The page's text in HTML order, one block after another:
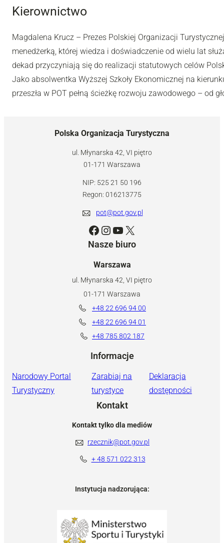
Kierownictwo
Magdalena Krucz – Prezes Polskiej Organizacji
menedżerką, której wiedza i doświadczenie od wielu lat
dekad przyczyniają się do realizacji statutowych celów
Jako absolwentka Wyższej Szkoły Ekonomicznej na
przeszła w POT pełną ścieżkę rozwoju zawodowego – od
Polska Organizacja Turystyczna
ul. Młynarska 42, VI piętro
01-171 Warszawa
NIP: 525 21 50 196
Regon: 016213775
pot@pot.gov.pl
Facebook Instagram YouTube X
Nasze biuro
Warszawa
ul. Młynarska 42, VI piętro
01-171 Warszawa
+48 22 696 94 00
+48 22 696 94 01
+48 785 802 187
Informacje
Narodowy Portal
Turystyczny
Zarabiaj na
turystyce
Deklaracja
dostępności
Kontakt
Kontakt tylko dla mediów
rzecznik@pot.gov.pl
+ 48 571 022 313
Instytucja nadzorująca: